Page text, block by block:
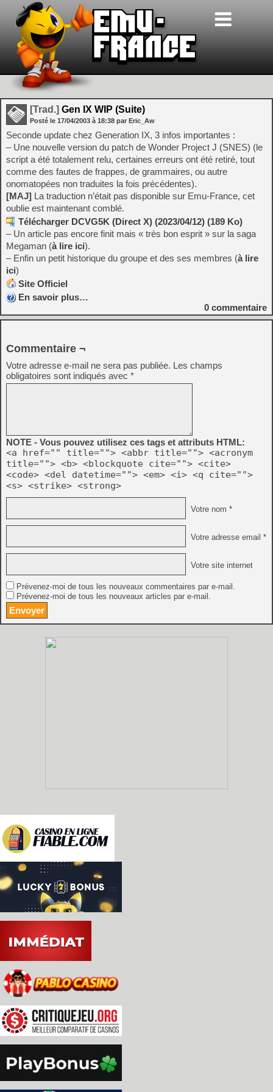
[Trad.] Gen IX WIP (Suite)
Posté le 17/04/2003 à 18:38 par Eric_Aw
Seconde update chez Generation IX, 3 infos importantes :
– Une nouvelle version du patch de Wonder Project J (SNES) (le
script a été totalement relu, certaines erreurs ont été retiré, tout
comme des fautes de frappes, de grammaires, ou autre
onomatopées non traduites la fois précédentes).
[MAJ] La traduction n’était pas disponible sur Emu-France, cet
oublie est maintenant comblé.
Télécharger DCVG5K (Direct X) (2023/04/12) (189 Ko)
– Un article pas encore finit mais « très bon esprit » sur la saga
Megaman (à lire ici).
– Enfin un petit historique du groupe et des ses membres (à lire
ici)
Site Officiel
En savoir plus…
0 commentaire
Commentaire ¬
Votre adresse e-mail ne sera pas publiée. Les champs
obligatoires sont indiqués avec *
NOTE - Vous pouvez utilisez ces tags et attributs HTML:
<a href="" title=""> <abbr title=""> <acronym
title=""> <b> <blockquote cite=""> <cite>
<code> <del datetime=""> <em> <i> <q cite="">
<s> <strike> <strong>
Votre nom *
Votre adresse email *
Votre site internet
Prévenez-moi de tous les nouveaux commentaires par e-mail.
Prévenez-moi de tous les nouveaux articles par e-mail.